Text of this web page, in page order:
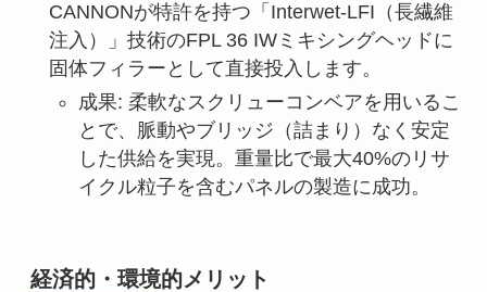
CANNONが特許を持つ「Interwet-LFI（長繊維
注入）」技術のFPL 36 IWミキシングヘッドに
固体フィラーとして直接投入します。
成果: 柔軟なスクリューコンベアを用いるこ
とで、脈動やブリッジ（詰まり）なく安定
した供給を実現。重量比で最大40%のリサ
イクル粒子を含むパネルの製造に成功。
経済的・環境的メリット